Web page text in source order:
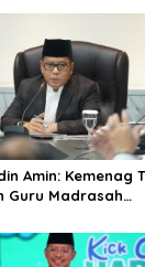
Amin: Kemenag
Guru Madrasah